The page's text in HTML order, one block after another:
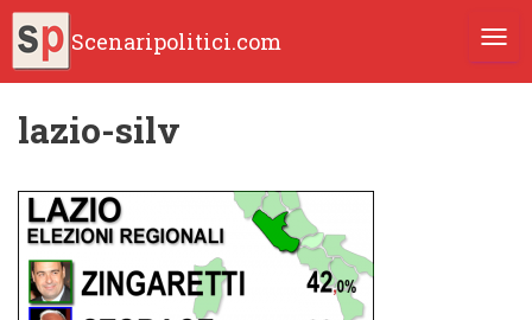
Scenaripolitici.com
lazio-silv